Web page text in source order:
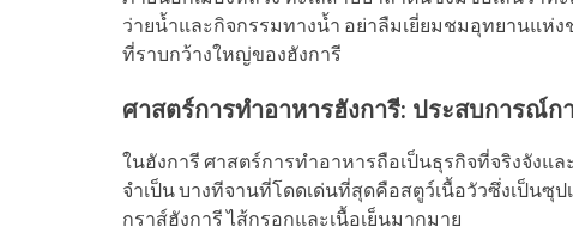
ว่ายน้ำและกิจกรรมทางน้ำ อย่าลืมเยี่ยมชมอุทยานแห่
ที่ราบกว้างใหญ่ของฮังการี
ศาสตร์การทำอาหารฮังการี: ประสบการณ์ก
ในฮังการี ศาสตร์การทำอาหารถือเป็นธุรกิจที่จริงจัง
จำเป็น บางทีจานที่โดดเด่นที่สุดคือสตูว์เนื้อวัวซึ่งเป็นซุ
กราส์ฮังการี ไส้กรอกและเนื้อเย็นมากมาย